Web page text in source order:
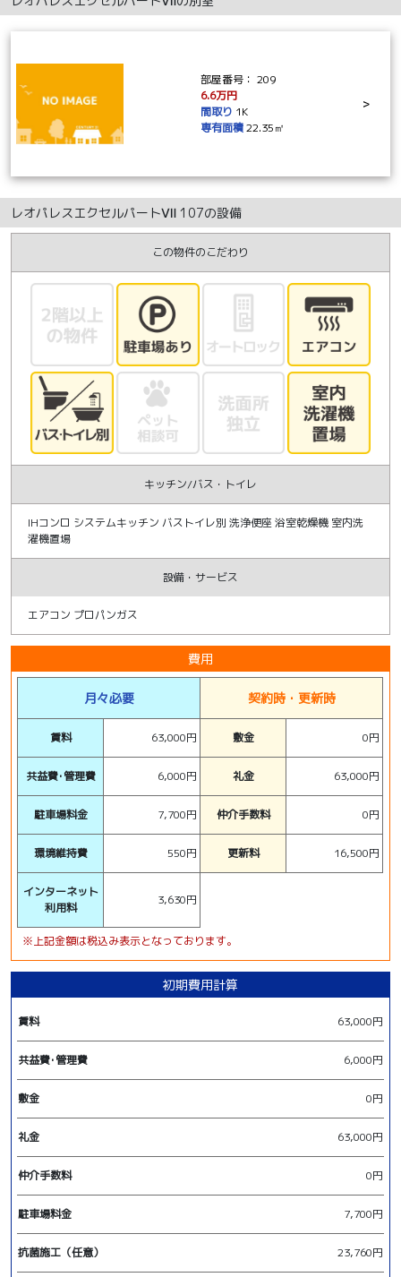
部屋番号： 209
6.6万円
間取り 1K
専有面積22.35㎡
>
レオパレスエクセルパートⅦ 107の設備
この物件のこだわり
キッチン/バス・トイレ
IHコンロ システムキッチン バストイレ別 洗浄便座 浴室乾燥機 室内洗
濯機置場
設備・サービス
エアコン プロパンガス
費用
月々必要
賃料 63,000円
共益費･管理費 6,000円
駐車場料金 7,700円
環境維持費 550円
インターネット
利用料
3,630円
契約時・更新時
敷金 0円
礼金 63,000円
仲介手数料 0円
更新料 16,500円
※上記金額は税込み表示となっております。
初期費用計算
賃料 63,000円
共益費･管理費 6,000円
敷金 0円
礼金 63,000円
仲介手数料 0円
駐車場料金 7,700円
抗菌施工（任意） 23,760円